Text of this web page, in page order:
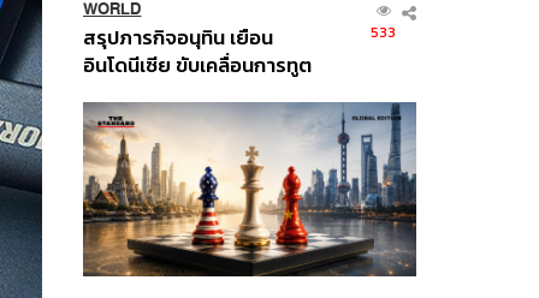
WORLD
สรุปภารกิจอนุทิน เยือน
อินโดนีเซีย ขับเคลื่อนการทูต
ส่วนยุทธศาสตร์ไทย –
อินโดนีเซีย
533